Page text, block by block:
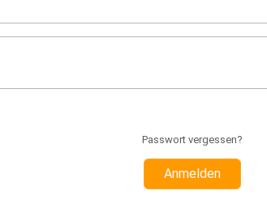
Passwort vergessen?
Anmelden